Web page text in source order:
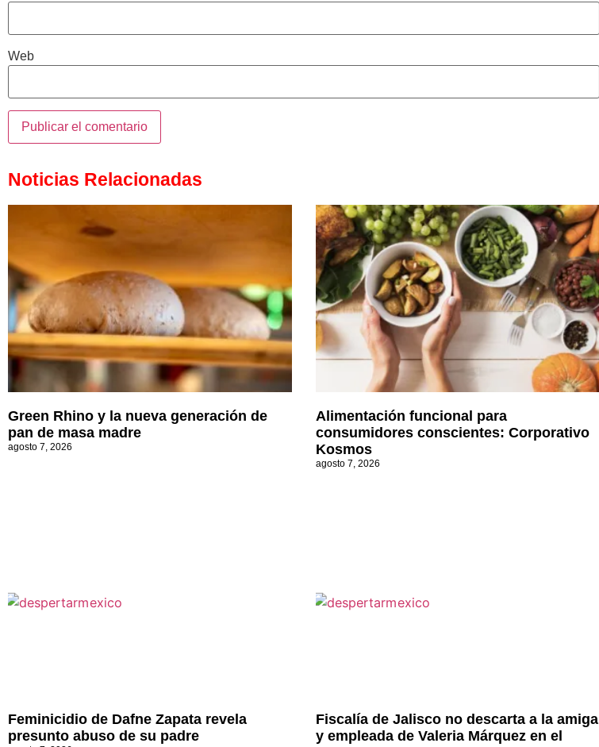
Web
Noticias Relacionadas
Green Rhino y la nueva generación de
pan de masa madre
agosto 7, 2026
Alimentación funcional para
consumidores conscientes: Corporativo
Kosmos
agosto 7, 2026
Feminicidio de Dafne Zapata revela
presunto abuso de su padre
Fiscalía de Jalisco no descarta a la amiga
y empleada de Valeria Márquez en el